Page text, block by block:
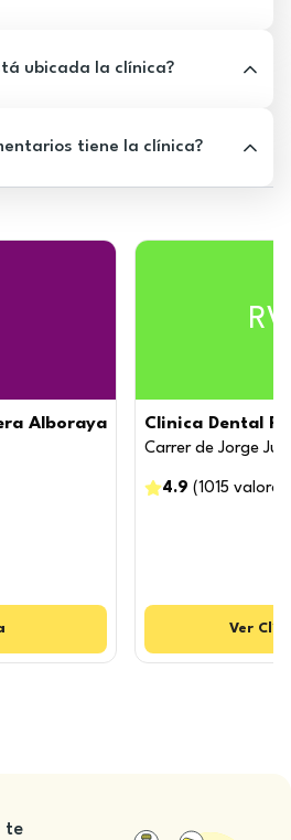
ubicada la clínica?
tiene la clínica?
Alboraya
RV
Clinica Dental
Carrer de Jorge
4.9 (1015
Ver
te